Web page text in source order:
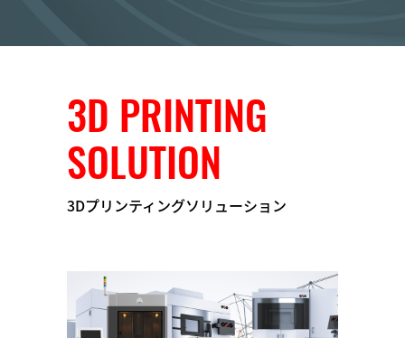
3D PRINTING
SOLUTION
3Dプリンティングソリューション